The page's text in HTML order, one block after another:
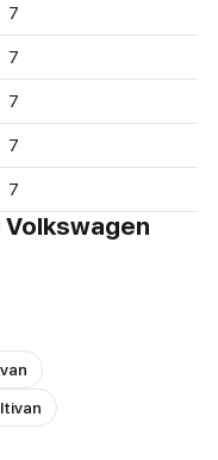
7
7
7
7
7
Volkswagen